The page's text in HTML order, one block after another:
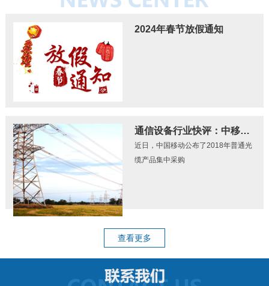
2024年春节放假通知
通信设备行业快评：中移动光缆集采招标结果公布 量价齐升逻辑继续践行
近日，中国移动公布了2018年普通光
缆产品集中采购
查看更多